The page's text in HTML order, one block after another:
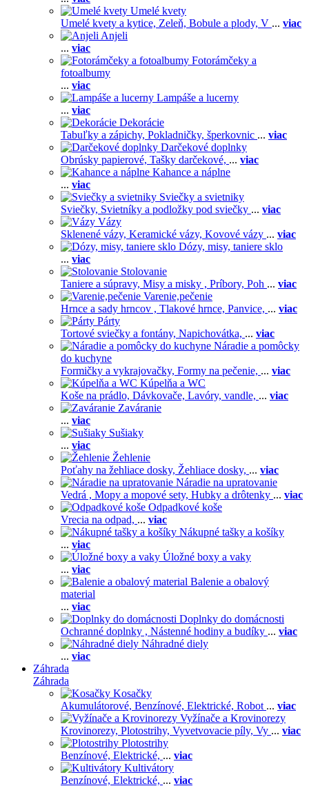
Umelé kvety
Umelé kvety a kytice, Zeleň, Bobule a plody, V ... viac
Anjeli
... viac
Fotorámčeky a
fotoalbumy
... viac
Lampáše a lucerny
... viac
Dekorácie
Tabuľky a zápichy, Pokladničky, šperkovnic ... viac
Darčekové doplnky
Obrúsky papierové, Tašky darčekové, ... viac
Kahance a náplne
... viac
Sviečky a svietniky
Sviečky, Svietníky a podložky pod sviečky ... viac
Vázy
Sklenené vázy, Keramické vázy, Kovové vázy ... viac
Dózy, misy, taniere sklo
... viac
Stolovanie
Taniere a súpravy, Misy a misky , Príbory, Poh ... viac
Varenie,pečenie
Hrnce a sady hrncov , Tlakové hrnce, Panvice, ... viac
Párty
Tortové sviečky a fontány, Napichovátka, ... viac
Náradie a pomôcky
do kuchyne
Formičky a vykrajovačky, Formy na pečenie, ... viac
Kúpelňa a WC
Koše na prádlo, Dávkovače, Lavóry, vandle, ... viac
Zaváranie
... viac
Sušiaky
... viac
Žehlenie
Poťahy na žehliace dosky, Žehliace dosky, ... viac
Náradie na upratovanie
Vedrá , Mopy a mopové sety, Hubky a drôtenky ... viac
Odpadkové koše
Vrecia na odpad, ... viac
Nákupné tašky a košíky
... viac
Úložné boxy a vaky
... viac
Balenie a obalový
material
... viac
Doplnky do domácnosti
Ochranné doplnky , Nástenné hodiny a budíky ... viac
Náhradné diely
... viac
Záhrada
Záhrada
Kosačky
Akumulátorové, Benzínové, Elektrické, Robot ... viac
Vyžínače a Krovinorezy
Krovinorezy, Plotostrihy, Vyvetvovacie píly, Vy ... viac
Plotostrihy
Benzínové, Elektrické, ... viac
Kultivátory
Benzínové, Elektrické, ... viac